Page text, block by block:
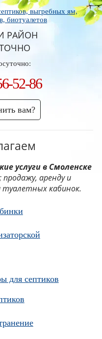
РАЙОН
52-86
вам?
услуги в Смоленске
; продажу, аренду и
туалетных кабинок.
для септиков